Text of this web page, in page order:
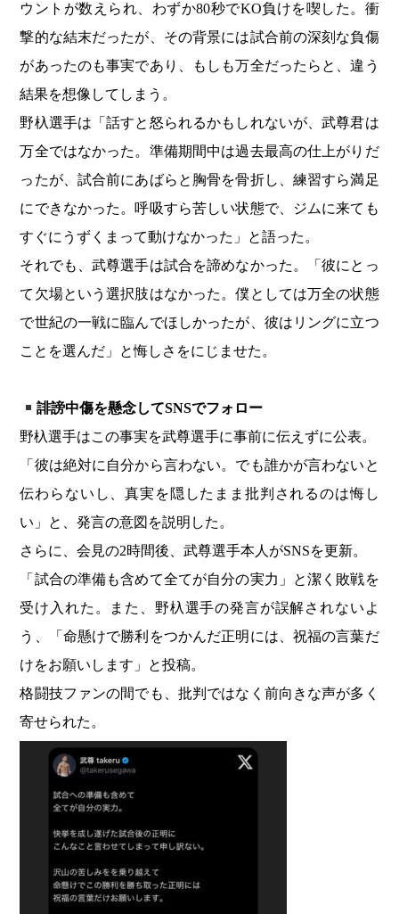
ウントが数えられ、わずか80秒でKO負けを喫した。衝
撃的な結末だったが、その背景には試合前の深刻な負傷
があったのも事実であり、もしも万全だったらと、違う
結果を想像してしまう。
野杁選手は「話すと怒られるかもしれないが、武尊君は
万全ではなかった。準備期間中は過去最高の仕上がりだ
ったが、試合前にあばらと胸骨を骨折し、練習すら満足
にできなかった。呼吸すら苦しい状態で、ジムに来ても
すぐにうずくまって動けなかった」と語った。
それでも、武尊選手は試合を諦めなかった。「彼にとっ
て欠場という選択肢はなかった。僕としては万全の状態
で世紀の一戦に臨んでほしかったが、彼はリングに立つ
ことを選んだ」と悔しさをにじませた。
誹謗中傷を懸念してSNSでフォロー
野杁選手はこの事実を武尊選手に事前に伝えずに公表。
「彼は絶対に自分から言わない。でも誰かが言わないと
伝わらないし、真実を隠したまま批判されるのは悔し
い」と、発言の意図を説明した。
さらに、会見の2時間後、武尊選手本人がSNSを更新。
「試合の準備も含めて全てが自分の実力」と潔く敗戦を
受け入れた。また、野杁選手の発言が誤解されないよ
う、「命懸けで勝利をつかんだ正明には、祝福の言葉だ
けをお願いします」と投稿。
格闘技ファンの間でも、批判ではなく前向きな声が多く
寄せられた。